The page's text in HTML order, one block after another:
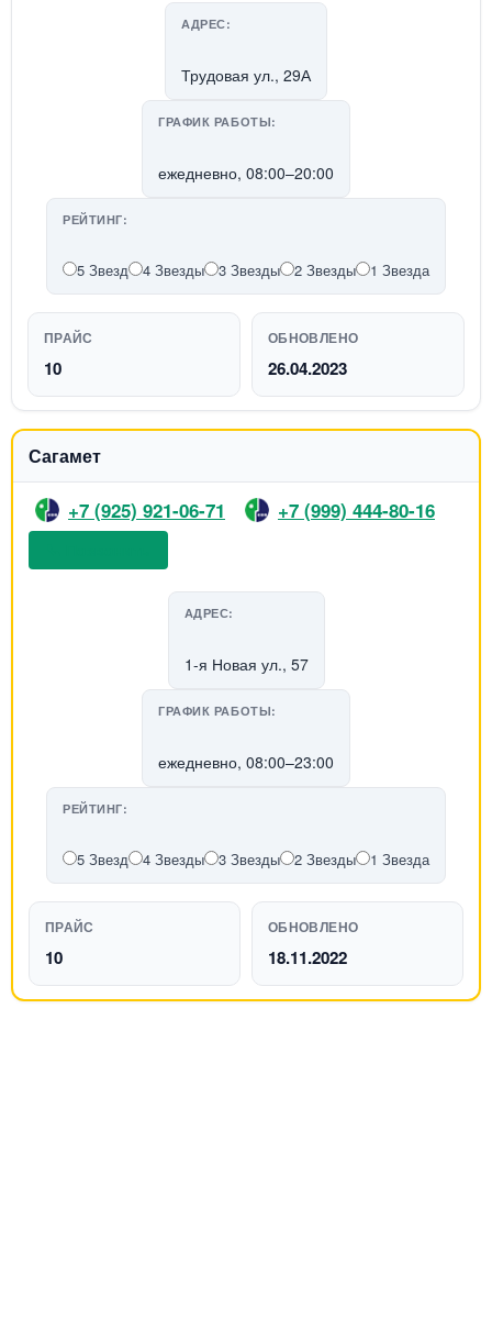
АДРЕС:
Трудовая ул., 29А
ГРАФИК РАБОТЫ:
ежедневно, 08:00–20:00
РЕЙТИНГ:
5 Звезд 4 Звезды 3 Звезды 2 Звезды 1 Звезда
ПРАЙС
10
ОБНОВЛЕНО
26.04.2023
Сагамет
+7 (925) 921-06-71 +7 (999) 444-80-16
АДРЕС:
1-я Новая ул., 57
ГРАФИК РАБОТЫ:
ежедневно, 08:00–23:00
РЕЙТИНГ:
5 Звезд 4 Звезды 3 Звезды 2 Звезды 1 Звезда
ПРАЙС
10
ОБНОВЛЕНО
18.11.2022